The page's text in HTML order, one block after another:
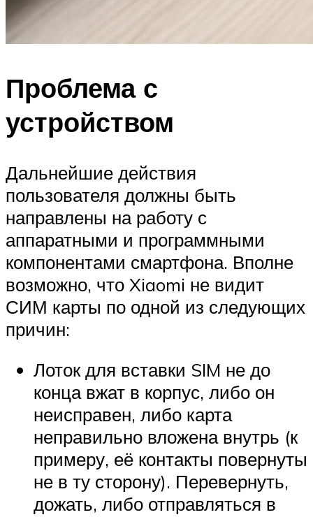
Проблема с
устройством
Дальнейшие действия
пользователя должны быть
направлены на работу с
аппаратными и программными
компонентами смартфона. Вполне
возможно, что Xiaomi не видит
СИМ карты по одной из следующих
причин:
Лоток для вставки SIM не до
конца вжат в корпус, либо он
неисправен, либо карта
неправильно вложена внутрь (к
примеру, её контакты повернуты
не в ту сторону). Перевернуть,
дожать, либо отправляться в